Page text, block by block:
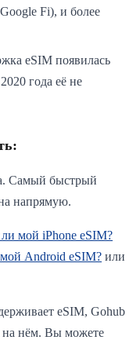
Fi), и более
eSIM появилась
года её не
Самый быстрый
напрямую.
мой iPhone eSIM?
Android eSIM? или
eSIM, Gohub
на нём. Вы можете